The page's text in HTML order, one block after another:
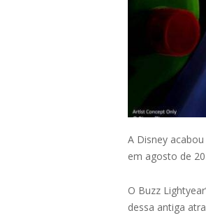
A Disney
em agosto de
O Buzz
dessa antiga